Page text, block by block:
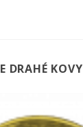
DRAHÉ KOVY